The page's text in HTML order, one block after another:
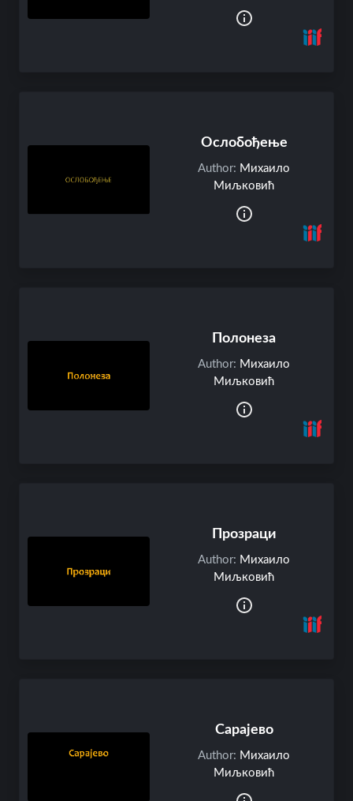
Ослобођење
Author: Михаило
Миљковић
Полонеза
Author: Михаило
Миљковић
Прозраци
Author: Михаило
Миљковић
Сарајево
Author: Михаило
Миљковић